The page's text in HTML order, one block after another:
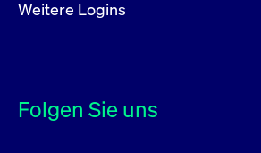
Weitere Logins
Folgen Sie uns